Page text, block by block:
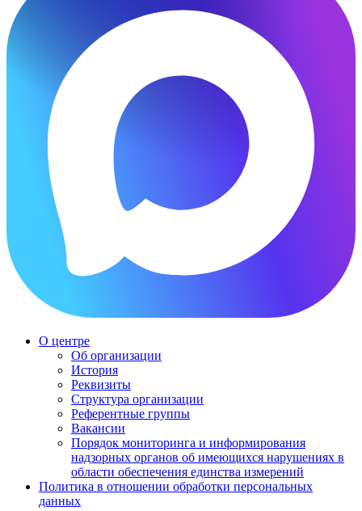
О центре
Об организации
История
Реквизиты
Структура организации
Референтные группы
Вакансии
Порядок мониторинга и информирования
надзорных органов об имеющихся нарушениях в
области обеспечения единства измерений
Политика в отношении обработки персональных
данных